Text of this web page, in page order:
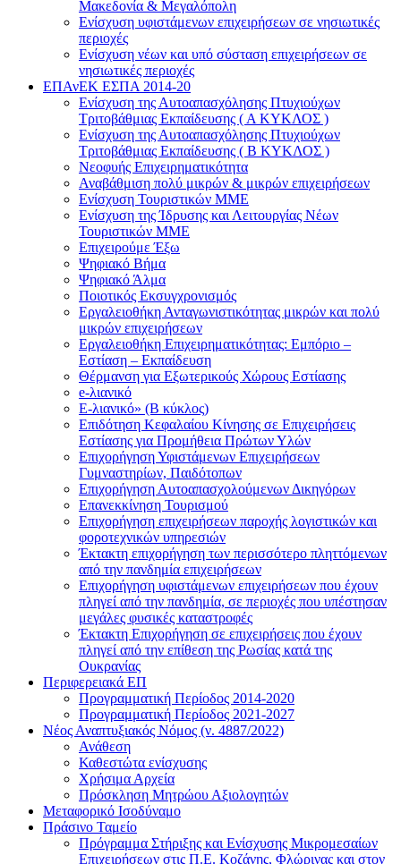
Μακεδονία & Μεγαλόπολη
Ενίσχυση υφιστάμενων επιχειρήσεων σε νησιωτικές
περιοχές
Ενίσχυση νέων και υπό σύσταση επιχειρήσεων σε
νησιωτικές περιοχές
ΕΠΑνΕΚ ΕΣΠΑ 2014-20
Ενίσχυση της Αυτοαπασχόλησης Πτυχιούχων
Τριτοβάθμιας Εκπαίδευσης ( Α ΚΥΚΛΟΣ )
Ενίσχυση της Αυτοαπασχόλησης Πτυχιούχων
Τριτοβάθμιας Εκπαίδευσης ( Β ΚΥΚΛΟΣ )
Νεοφυής Επιχειρηματικότητα
Αναβάθμιση πολύ μικρών & μικρών επιχειρήσεων
Ενίσχυση Τουριστικών ΜΜΕ
Ενίσχυση της Ίδρυσης και Λειτουργίας Νέων
Τουριστικών ΜΜΕ
Επιχειρούμε Έξω
Ψηφιακό Βήμα
Ψηφιακό Άλμα
Ποιοτικός Εκσυγχρονισμός
Εργαλειοθήκη Ανταγωνιστικότητας μικρών και πολύ
μικρών επιχειρήσεων
Εργαλειοθήκη Επιχειρηματικότητας: Εμπόριο –
Εστίαση – Εκπαίδευση
Θέρμανση για Εξωτερικούς Χώρους Εστίασης
e-λιανικό
E-λιανικό» (B κύκλος)
Επιδότηση Κεφαλαίου Κίνησης σε Επιχειρήσεις
Εστίασης για Προμήθεια Πρώτων Υλών
Επιχορήγηση Υφιστάμενων Επιχειρήσεων
Γυμναστηρίων, Παιδότοπων
Επιχορήγηση Αυτοαπασχολούμενων Δικηγόρων
Επανεκκίνηση Τουρισμού
Επιχορήγηση επιχειρήσεων παροχής λογιστικών και
φοροτεχνικών υπηρεσιών
Έκτακτη επιχορήγηση των περισσότερο πληττόμενων
από την πανδημία επιχειρήσεων
Επιχορήγηση υφιστάμενων επιχειρήσεων που έχουν
πληγεί από την πανδημία, σε περιοχές που υπέστησαν
μεγάλες φυσικές καταστροφές
Έκτακτη Επιχορήγηση σε επιχειρήσεις που έχουν
πληγεί από την επίθεση της Ρωσίας κατά της
Ουκρανίας
Περιφερειακά ΕΠ
Προγραμματική Περίοδος 2014-2020
Προγραμματική Περίοδος 2021-2027
Νέος Αναπτυξιακός Νόμος (ν. 4887/2022)
Ανάθεση
Καθεστώτα ενίσχυσης
Χρήσιμα Αρχεία
Πρόσκληση Μητρώου Αξιολογητών
Μεταφορικό Ισοδύναμο
Πράσινο Ταμείο
Πρόγραμμα Στήριξης και Ενίσχυσης Μικρομεσαίων
Επιχειρήσεων στις Π.Ε. Κοζάνης, Φλώρινας και στον